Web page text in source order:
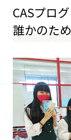
CASプロ
誰かのた